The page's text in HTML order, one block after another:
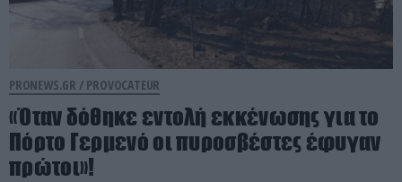
PRONEWS.GR / PROVOCATEUR
«Όταν δόθηκε εντολή εκκένωσης για το
Πόρτο Γερμενό οι πυροσβέστες έφυγαν
πρώτοι»!